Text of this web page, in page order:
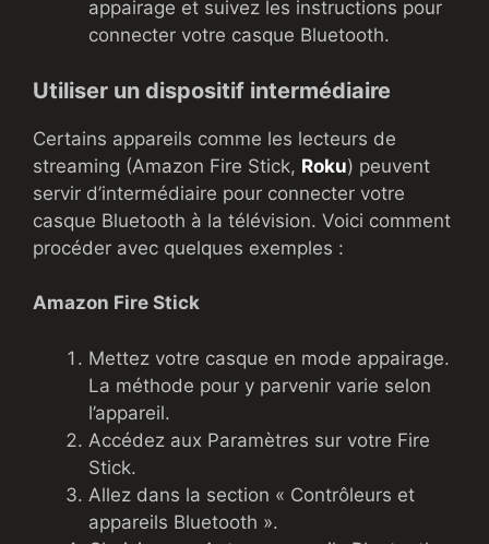
appairage et suivez les instructions pour
connecter votre casque Bluetooth.
Utiliser un dispositif intermédiaire
Certains appareils comme les lecteurs de
streaming (Amazon Fire Stick, Roku) peuvent
servir d’intermédiaire pour connecter votre
casque Bluetooth à la télévision. Voici comment
procéder avec quelques exemples :
Amazon Fire Stick
Mettez votre casque en mode appairage.
La méthode pour y parvenir varie selon
l’appareil.
Accédez aux Paramètres sur votre Fire
Stick.
Allez dans la section « Contrôleurs et
appareils Bluetooth ».